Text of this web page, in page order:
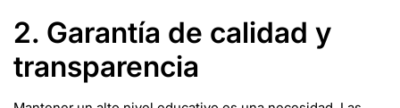
2. Garantía de calidad y
transparencia